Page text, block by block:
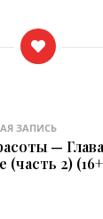
ЗАПИСЬ
—
(часть 2)